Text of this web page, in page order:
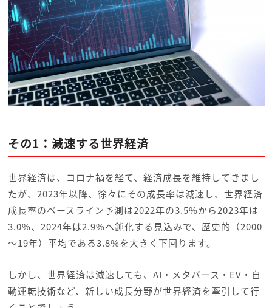
その1：減速する世界経済
世界経済は、コロナ禍を経て、経済成長を維持してきまし
たが、2023年以降、徐々にその成長率は減速し、世界経済
成長率のベースライン予測は2022年の3.5%から2023年は
3.0%、2024年は2.9%へ鈍化する見込みで、歴史的（2000
～19年）平均である3.8%を大きく下回ります。
しかし、世界経済は減速しても、AI・メタバース・EV・自
動運転技術など、新しい成長分野が世界経済を牽引して行